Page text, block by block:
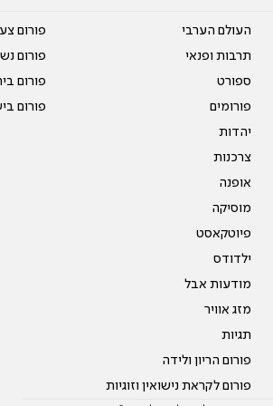
העולם הערבי
תרבות ופנאי
ספורט
פורומים
יהדות
צרכנות
אופנה
מוסיקה
פיוטקאסט
ילדודס
מודעות אבל
מזג אוויר
תגיות
פורום הריון ולידה
פורום לקראת נישואין וזוגיות
פורום
פורום
פורום
פורום